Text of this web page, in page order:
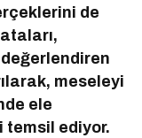
de
meseleyi
ele
temsil ediyor.